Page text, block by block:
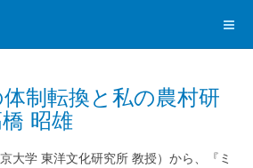
制転換と私の農村研
昭雄
大学 東洋文化研究所 教授）から、『ミ